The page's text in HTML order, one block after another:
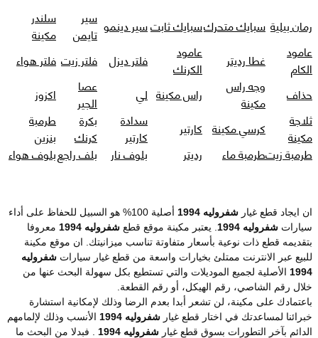
رمان بيلية سبايك متحركسبايك ثابتسير دينمو سير
تايمن
سلندر
مكينة
عامود
الكام
غطا رديتر
عامود
الكرنك
فلتر ديزل فلتر زيت فلتر هواء
حذاف
وجه راس
مكينة
راس مكينة لي
عصا
الجير
اكزوز
ثلاجة
مكينة
كرسي مكينة كارتير
سدادة
كارتير
بكرة
كرنك
طرمبة
بنزين
طرمبة زيتطرمبة ماء رديتر بلوف نار بلف راجعبلوف هواء
ان ايجاد قطع غيار شفروليه 1994
أصلية 100% هو السبيل للحفاظ على أداء
سيارات شفروليه 1994 . يعتبر مكينة موقع قطع شفروليه 1994
معروفا
بتقديمه قطع ذات نوعية بأسعار متفاوتة تناسب ميزانيتك. ان موقع مكينة
للبيع عبر الانترنت ممتلئ بخيارات واسعة من قطع غيار سيارات شفروليه
1994 الأصلية لجميع الموديلات والتي تستطيع بكل سهولة البحث عنها من
خلال رقم الشاصي، رقم الهيكل، أو رقم القطعة.
باعتمادك على مكينة، لن تشعر أبدا بعدم الرضا وذلك لإمكانية استشارة
خبرائنا لمساعدتك في اختار قطع غيار شفروليه 1994
الأنسب وذلك لإلمامهم
الدائم بآخر التطورات بسوق قطع غيار شفروليه 1994
. فبدلا من البحث ما